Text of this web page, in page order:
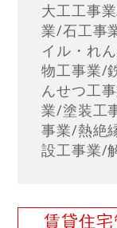
大工工事
業/石工事
イル・れ
物工事業/
んせつ工
業/塗装工
事業/熱絶
設工事業/
賃貸住